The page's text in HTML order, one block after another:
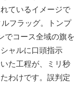
ているイメージで
フラッグ。トンプ
でコース全域の旗を
ャルに口頭指示
た工程が、ミリ秒
わけです。誤判定